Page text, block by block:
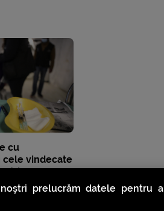
cu
cele vindecate
studiuprelucrăm datele pentru a